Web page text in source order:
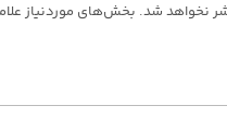
نخواهد شد. بخش‌های موردنیاز